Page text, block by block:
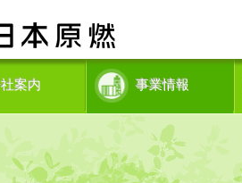
案内 事業情報